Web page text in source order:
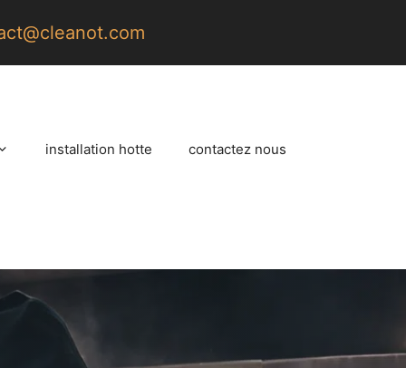
installation hotte contactez nous